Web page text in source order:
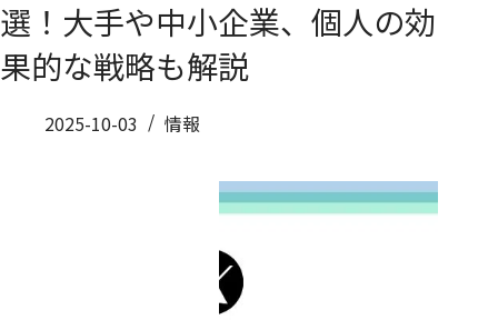
選！大手や中小企業、個人の効
果的な戦略も解説
2025-10-03 情報